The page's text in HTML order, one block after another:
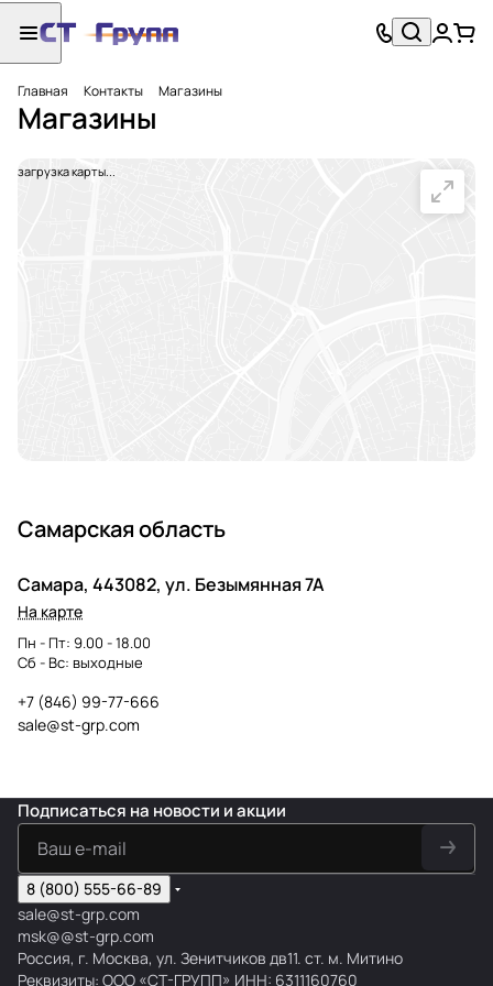
Главная Контакты Магазины
Магазины
загрузка карты...
Самарская область
Самара, 443082, ул. Безымянная 7А
На карте
Пн - Пт: 9.00 - 18.00
Сб - Вс: выходные
+7 (846) 99-77-666
sale@st-grp.com
Подписаться на новости и акции
8 (800) 555-66-89
sale@st-grp.com
msk@@st-grp.com
Россия, г. Москва, ул. Зенитчиков дв11. ст. м. Митино
Реквизиты: ООО «СТ-ГРУПП» ИНН: 6311160760